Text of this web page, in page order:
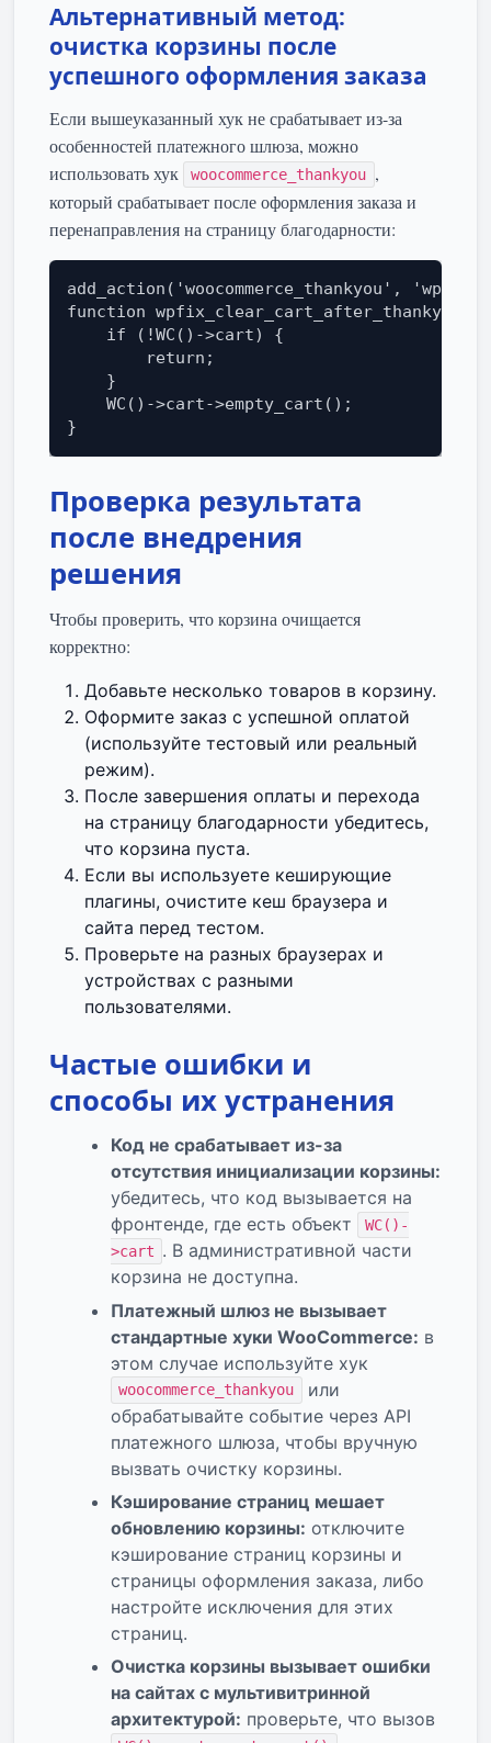
Альтернативный метод:
очистка корзины после
успешного оформления заказа
Если вышеуказанный хук не срабатывает из-за
особенностей платежного шлюза, можно
использовать хук
woocommerce_thankyou ,
который срабатывает после оформления заказа и
перенаправления на страницу благодарности:
add_action('woocommerce_thankyou',
function
    if (!WC()->cart) {
        return;
    }
    WC()->cart->empty_cart();
}
Проверка результата
после внедрения
решения
Чтобы проверить, что корзина очищается
корректно:
Добавьте несколько товаров в корзину.
Оформите заказ с успешной оплатой
(используйте тестовый или реальный
режим).
После завершения оплаты и перехода
на страницу благодарности убедитесь,
что корзина пуста.
Если вы используете кеширующие
плагины, очистите кеш браузера и
сайта перед тестом.
Проверьте на разных браузерах и
устройствах с разными
пользователями.
Частые ошибки и
способы их устранения
Код не срабатывает из-за
отсутствия инициализации корзины:
убедитесь, что код вызывается на
фронтенде, где есть объект
WC()-
>cart . В административной части
корзина не доступна.
Платежный шлюз не вызывает
стандартные хуки WooCommerce: в
этом случае используйте хук
woocommerce_thankyou
или
обрабатывайте событие через API
платежного шлюза, чтобы вручную
вызвать очистку корзины.
Кэширование страниц мешает
обновлению корзины: отключите
кэширование страниц корзины и
страницы оформления заказа, либо
настройте исключения для этих
страниц.
Очистка корзины вызывает ошибки
на сайтах с мультивитринной
архитектурой: проверьте, что вызов